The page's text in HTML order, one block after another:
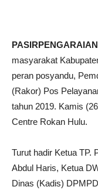
PASIRPENGARAIAN
masyarakat
peran posyandu,
(Rakor) Pos
tahun 2019. Kamis
Centre Rokan Hulu.
Turut hadir Ketua TP.
Abdul Haris, Ketua
Dinas (Kadis)